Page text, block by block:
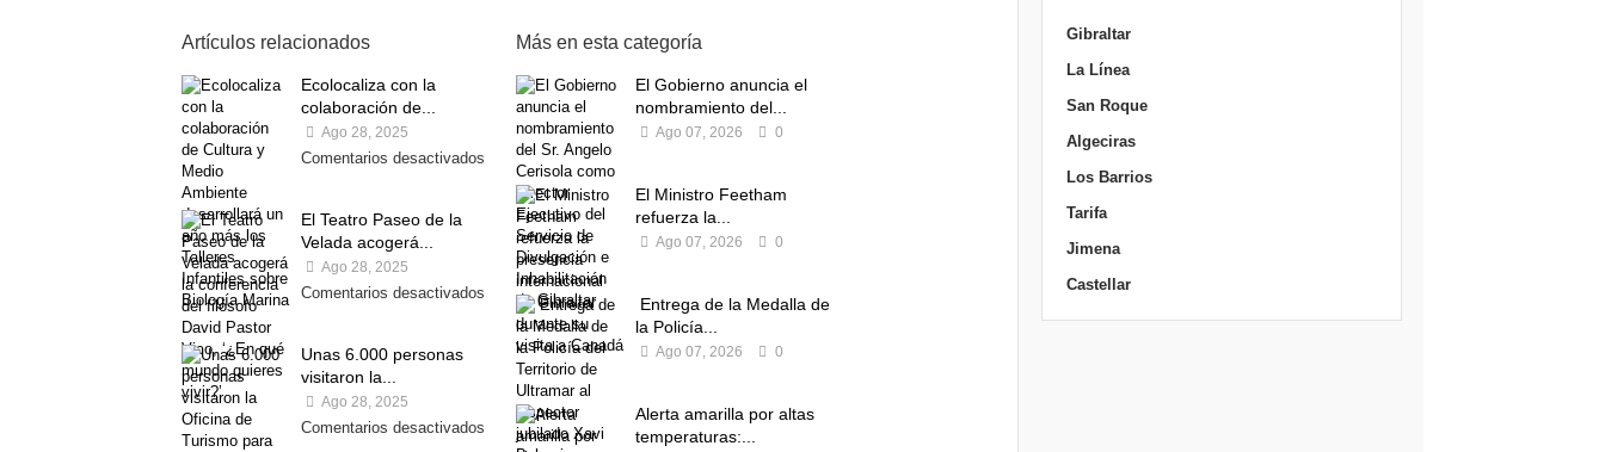
Artículos relacionados
Ecolocaliza con la
colaboración de...
Ago 28, 2025
Comentarios desactivados
El Teatro Paseo de la
Velada acogerá...
Ago 28, 2025
Comentarios desactivados
Unas 6.000 personas
visitaron la...
Ago 28, 2025
Comentarios desactivados
Más en esta categoría
El Gobierno anuncia el
nombramiento del...
Ago 07, 2026 0
El Ministro Feetham
refuerza la...
Ago 07, 2026 0
Entrega de la Medalla de
la Policía...
Ago 07, 2026 0
Alerta amarilla por altas
temperaturas:...
Gibraltar
La Línea
San Roque
Algeciras
Los Barrios
Tarifa
Jimena
Castellar